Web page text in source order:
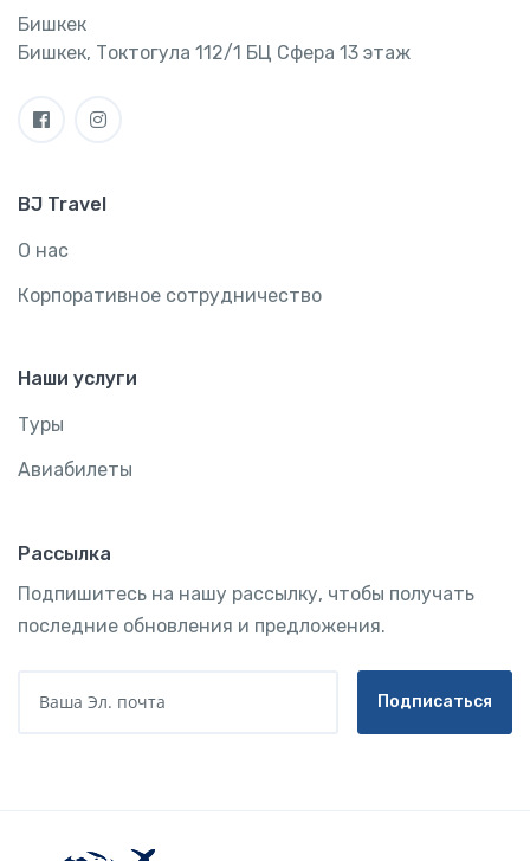
Бишкек
Бишкек, Токтогула 112/1 БЦ Сфера 13 этаж
BJ Travel
О нас
Корпоративное сотрудничество
Наши услуги
Туры
Авиабилеты
Рассылка
Подпишитесь на нашу рассылку, чтобы получать
последние обновления и предложения.
Подписаться